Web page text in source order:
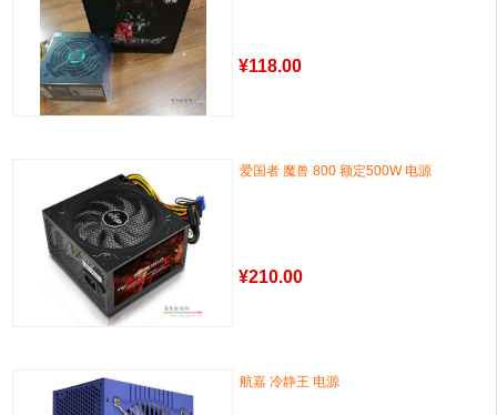
¥118.00
爱国者 魔兽 800 额定500W 电源
¥210.00
航嘉 冷静王 电源